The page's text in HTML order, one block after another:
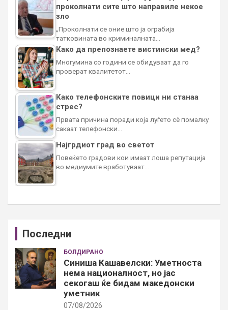
проколнати сите што направиле некое
зло
„Проколнати се оние што ја ограбија
татковината во криминалната…
Како да препознаете вистински мед?
Многумина со години се обидуваат да го
проверат квалитетот…
Како телефонските повици ни станаа
стрес?
Првата причина поради која луѓето сè помалку
сакаат телефонски…
Најгрдиот град во светот
Повеќето градови кои имаат лоша репутација
во медиумите вработуваат…
Последни
БОЛДИРАНО
Синиша Кашавелски: Уметноста
нема националност, но јас
секогаш ќе бидам македонски
уметник
07/08/2026